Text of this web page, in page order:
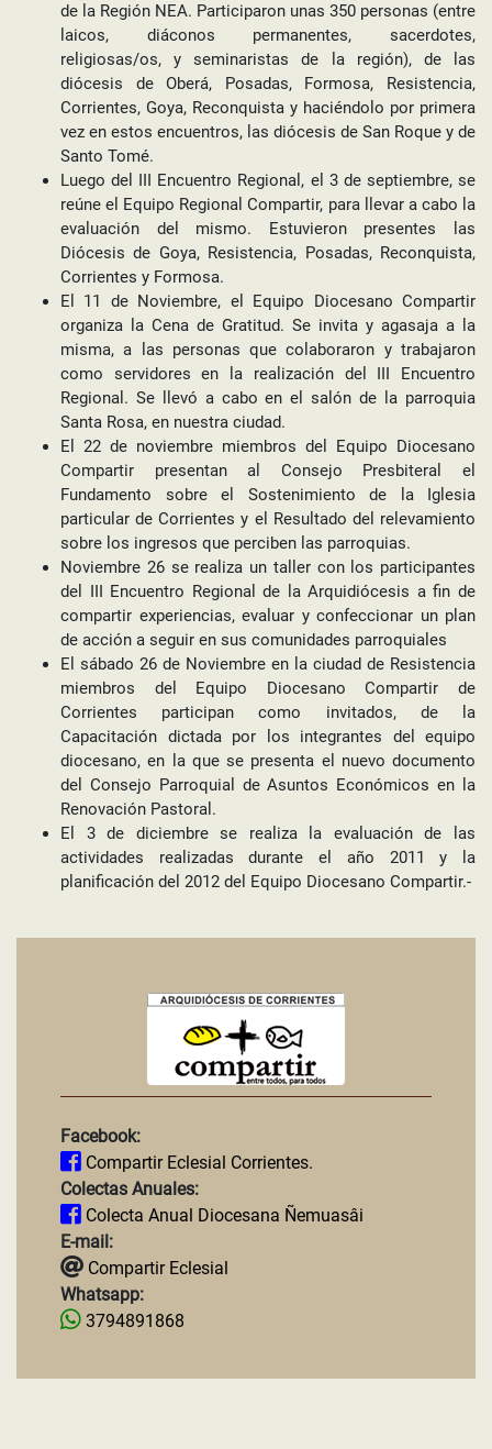
de la Región NEA. Participaron unas 350 personas (entre
laicos, diáconos permanentes, sacerdotes,
religiosas/os, y seminaristas de la región), de las
diócesis de Oberá, Posadas, Formosa, Resistencia,
Corrientes, Goya, Reconquista y haciéndolo por primera
vez en estos encuentros, las diócesis de San Roque y de
Santo Tomé.
Luego del III Encuentro Regional, el 3 de septiembre, se
reúne el Equipo Regional Compartir, para llevar a cabo la
evaluación del mismo. Estuvieron presentes las
Diócesis de Goya, Resistencia, Posadas, Reconquista,
Corrientes y Formosa.
El 11 de Noviembre, el Equipo Diocesano Compartir
organiza la Cena de Gratitud. Se invita y agasaja a la
misma, a las personas que colaboraron y trabajaron
como servidores en la realización del III Encuentro
Regional. Se llevó a cabo en el salón de la parroquia
Santa Rosa, en nuestra ciudad.
El 22 de noviembre miembros del Equipo Diocesano
Compartir presentan al Consejo Presbiteral el
Fundamento sobre el Sostenimiento de la Iglesia
particular de Corrientes y el Resultado del relevamiento
sobre los ingresos que perciben las parroquias.
Noviembre 26 se realiza un taller con los participantes
del III Encuentro Regional de la Arquidiócesis a fin de
compartir experiencias, evaluar y confeccionar un plan
de acción a seguir en sus comunidades parroquiales
El sábado 26 de Noviembre en la ciudad de Resistencia
miembros del Equipo Diocesano Compartir de
Corrientes participan como invitados, de la
Capacitación dictada por los integrantes del equipo
diocesano, en la que se presenta el nuevo documento
del Consejo Parroquial de Asuntos Económicos en la
Renovación Pastoral.
El 3 de diciembre se realiza la evaluación de las
actividades realizadas durante el año 2011 y la
planificación del 2012 del Equipo Diocesano Compartir.-
Facebook:
Compartir Eclesial Corrientes.
Colectas Anuales:
Colecta Anual Diocesana Ñemuasâi
E-mail:
Compartir Eclesial
Whatsapp:
3794891868